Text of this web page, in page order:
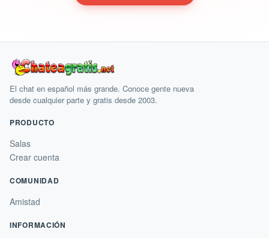
El chat en español más grande. Conoce gente nueva
desde cualquier parte y gratis desde 2003.
PRODUCTO
Salas
Crear cuenta
COMUNIDAD
Amistad
INFORMACIÓN